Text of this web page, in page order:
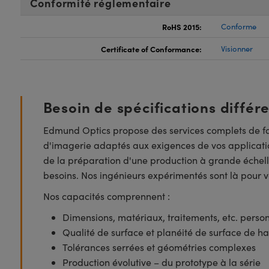
RoHS 2015: Conforme
Certificate of Conformance: Visionner
Besoin de spécifications
Edmund Optics propose des services complets
d'imagerie adaptés aux exigences de vos
de la préparation d'une production à grande
besoins. Nos ingénieurs expérimentés sont là
Nos capacités comprennent :
Dimensions, matériaux, traitements, etc.
Qualité de surface et planéité de surface de
Tolérances serrées et géométries complexes
Production évolutive – du prototype à la série